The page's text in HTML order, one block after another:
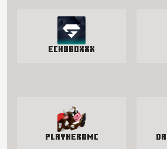
EchoBoxxx
PlayHeroMC